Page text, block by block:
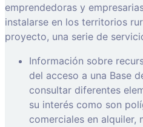
emprendedoras y
instalarse en los territorios
proyecto, una serie de
Información sobre
del acceso a una Base
consultar diferentes
su interés como son
comerciales en alquiler,